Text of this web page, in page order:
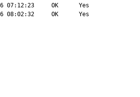
32	57C	Fina Baath	E3	00:50:09	17.05.2026 08:02:32	OK	Yes